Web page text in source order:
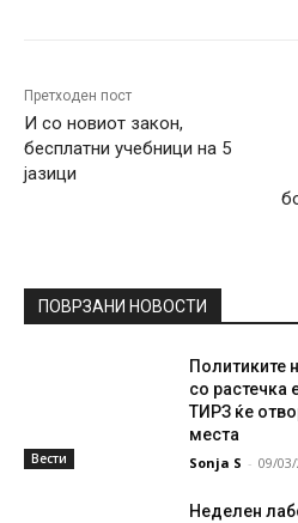
Претходен пост
И со новиот закон,
бесплатни учебници на 5
јазици
ПОВРЗАНИ НОВОСТИ
Вести
Политиките
со растечка
ТИРЗ ќе
места
Sonja S - 09/
Неделен